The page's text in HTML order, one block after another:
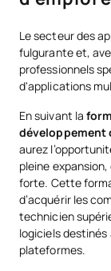
Le secteur des
fulgurante et,
professionnels
d'applications
En suivant la
développement
aurez
pleine
forte. Cette
d’acquérir les
technicien
logiciels
plateformes.